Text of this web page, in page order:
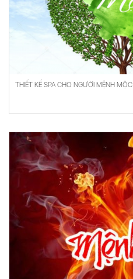
THIẾT KẾ SPA CHO NGƯỜI MỆNH MỘC